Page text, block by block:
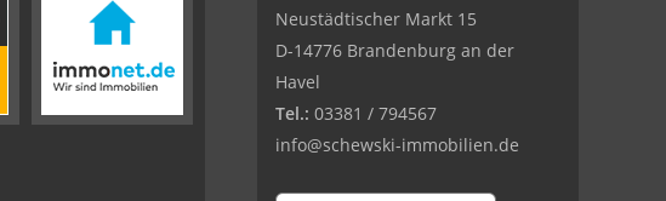
Neustädtischer Markt 15
D-14776 Brandenburg an der
Havel
Tel.: 03381 / 794567
info@schewski-immobilien.de